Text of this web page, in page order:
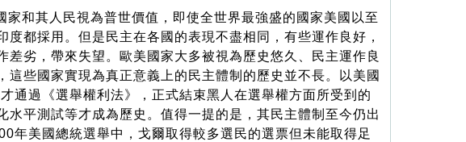
和其人民視為普世價值，即使全世界最強盛的國家美國以至
度都採用。但是民主在各國的表現不盡相同，有些運作良好，
差劣，帶來失望。歐美國家大多被視為歷史悠久、民主運作良
這些國家實現為真正意義上的民主體制的歷史並不長。以美國
通過《選舉權利法》，正式結束黑人在選舉權方面所受到的
水平測試等才成為歷史。值得一提的是，其民主體制至今仍出
年美國總統選舉中，戈爾取得較多選民的選票但未能取得足